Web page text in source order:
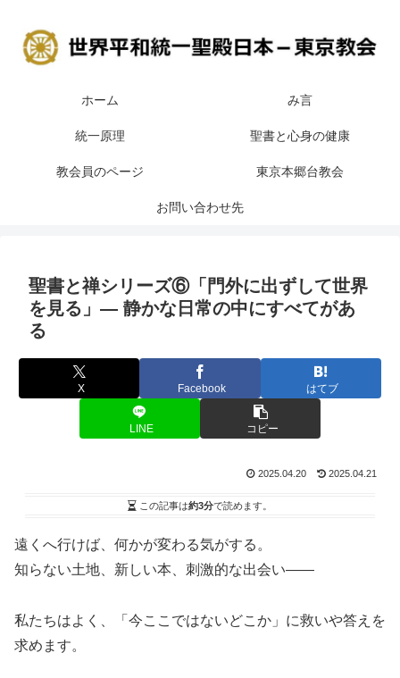
ホーム み言
統一原理 聖書と心身の健康
教会員のページ 東京本郷台教会
お問い合わせ先
聖書と禅シリーズ⑥「門外に出ずして世界
を見る」― 静かな日常の中にすべてがあ
る
X Facebook はてブ
LINE コピー
2025.04.20 2025.04.21
この記事は約3分で読めます。
遠くへ行けば、何かが変わる気がする。
知らない土地、新しい本、刺激的な出会い――
私たちはよく、「今ここではないどこか」に救いや答えを
求めます。